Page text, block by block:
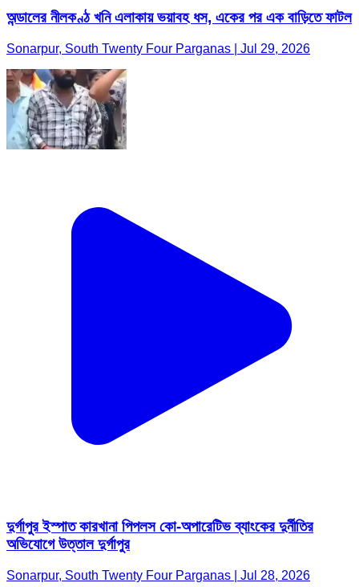
অন্ডালের নীলকণ্ঠ খনি এলাকায় ভয়াবহ ধস, একের পর এক বাড়িতে ফাটল
Sonarpur, South Twenty Four Parganas | Jul 29, 2026
দুর্গাপুর ইস্পাত কারখানা পিপলস কো-অপারেটিভ ব্যাংকের দুর্নীতির
অভিযোগে উত্তাল দুর্গাপুর
Sonarpur, South Twenty Four Parganas | Jul 28, 2026